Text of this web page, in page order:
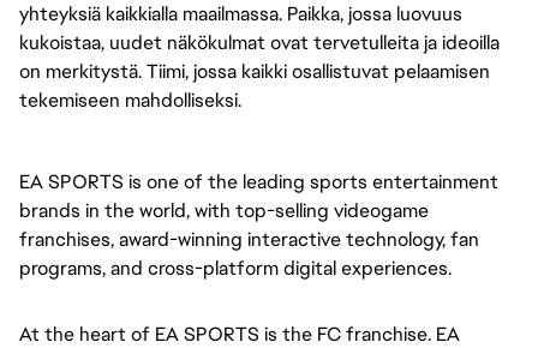
yhteyksiä kaikkialla maailmassa. Paikka, jossa luovuus
kukoistaa, uudet näkökulmat ovat tervetulleita ja ideoilla
on merkitystä. Tiimi, jossa kaikki osallistuvat pelaamisen
tekemiseen mahdolliseksi.
EA SPORTS is one of the leading sports entertainment
brands in the world, with top-selling videogame
franchises, award-winning interactive technology, fan
programs, and cross-platform digital experiences.
At the heart of EA SPORTS is the FC franchise. EA